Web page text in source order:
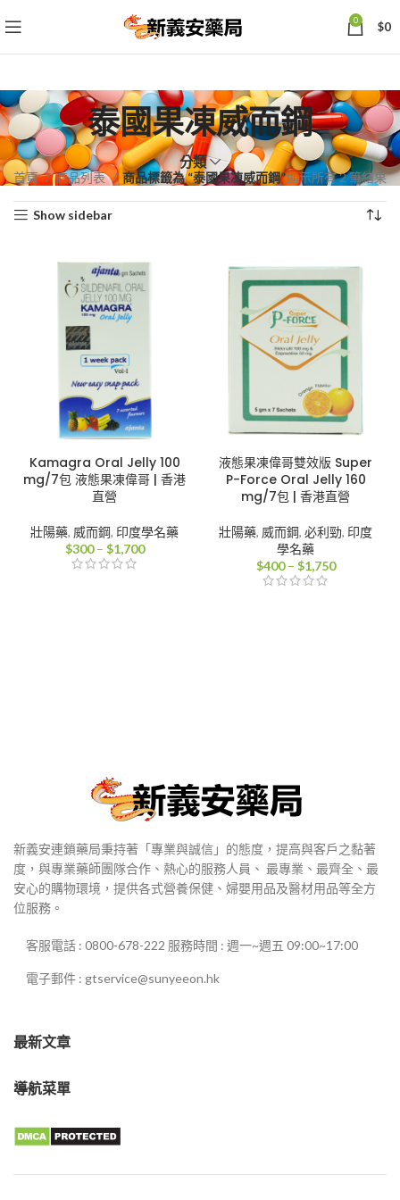
0 $0
泰國果凍威而鋼
分類
首頁 商品列表 商品標籤為 “泰國果凍威而鋼”顯示所有 2 筆結果依
Show sidebar
Kamagra Oral Jelly 100
mg/7包 液態果凍偉哥 | 香港
直營
壯陽藥, 威而鋼, 印度學名藥
$300 – $1,700價
液態果凍偉哥雙效版 Super
P-Force Oral Jelly 160
mg/7包 | 香港直營
壯陽藥, 威而鋼, 必利勁, 印度
學名藥
$400 – $1,750價
新義安連鎖藥局秉持著「專業與誠信」的態度，提高與客戶之黏著
度，與專業藥師團隊合作、熱心的服務人員、 最專業、最齊全、最
安心的購物環境，提供各式營養保健、婦嬰用品及醫材用品等全方
位服務。
客服電話 : 0800-678-222 服務時間 : 週一~週五 09:00~17:00
電子郵件 : gtservice@sunyeeon.hk
最新文章
導航菜單